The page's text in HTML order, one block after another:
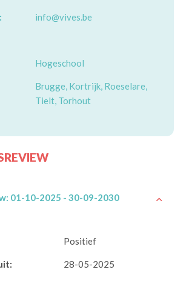
info@vives.be
Hogeschool
Brugge, Kortrijk, Roeselare,
Tielt, Torhout
01-10-2025 - 30-09-2030
Positief
28-05-2025